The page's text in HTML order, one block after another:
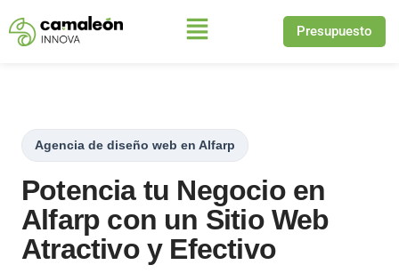
Saltar
Presupuesto
Agencia de diseño web en Alfarp
Potencia tu Negocio en
Alfarp con un Sitio Web
Atractivo y Efectivo